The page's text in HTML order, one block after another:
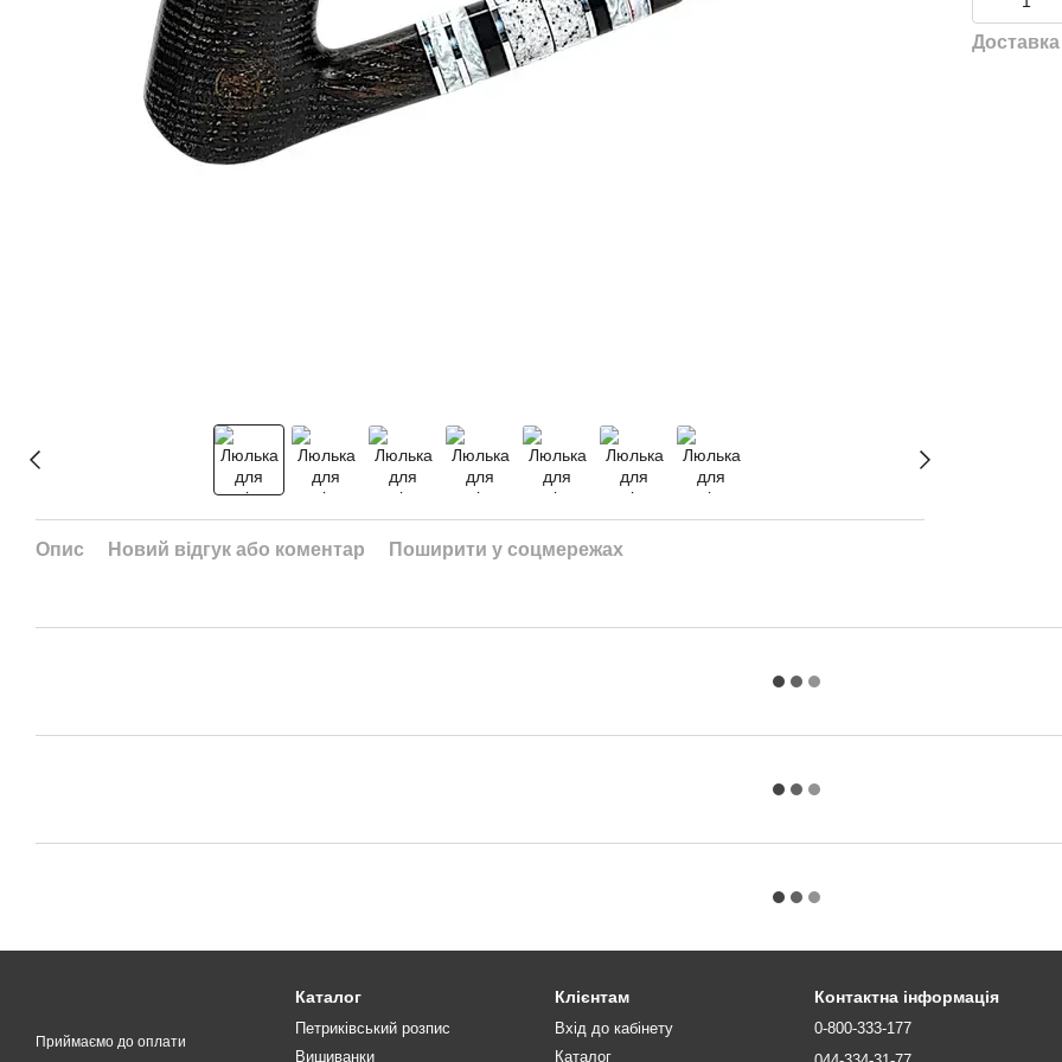
Опис Новий відгук або коментар Поширити у соцмережах
Доставка
Приймаємо до оплати
Каталог
Петриківський розпис
Вишиванки
Клієнтам
Вхід до кабінету
Каталог
Контактна інформація
0-800-333-177